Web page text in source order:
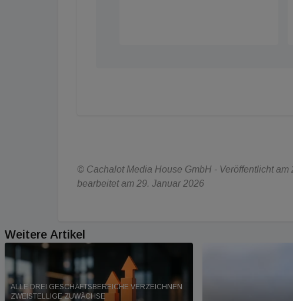
© Cachalot Media House GmbH - Veröffentlicht am
bearbeitet am 29. Januar 2026
Weitere Artikel
ALLE DREI GESCHÄFTSBEREICHE VERZEICHNEN
ZWEISTELLIGE ZUWÄCHSE